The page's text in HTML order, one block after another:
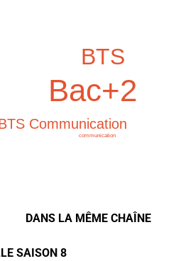
Bac+2
BTS
Communication
communication
DANS LA MÊME CHAÎNE
SAISON 8